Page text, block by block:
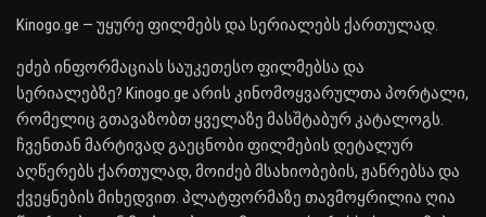
Kinogo.ge — უყურე ფილმებს და სერიალებს ქართულად.
ეძებ ინფორმაციას საუკეთესო ფილმებსა და
სერიალებზე? Kinogo.ge არის კინომოყვარულთა პორტალი,
რომელიც გთავაზობთ ყველაზე მასშტაბურ კატალოგს.
ჩვენთან მარტივად გაეცნობი ფილმების დეტალურ
აღწერებს ქართულად, მოიძებ მსახიობების, ჟანრებსა და
ქვეყნების მიხედვით. პლატფორმაზე თავმოყრილია ღია